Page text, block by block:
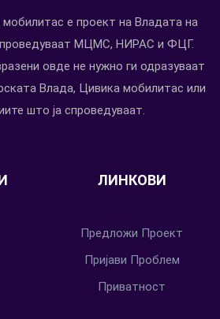
е проект на Владата на
спроведуваат МЦМС, НИРАС и ФЦГ.
овде не нужно ги одразуваат
Влада, Цивика мобилитас или
што ја спроведуваат.
ЛИНКОВИ
Предложи Проект
Пријави Проблем
Приватност